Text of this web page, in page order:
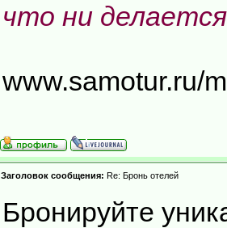
что ни
www.samotur.ru/
Заголовок сообщения: Re: Бронь отелей
Бронируйте